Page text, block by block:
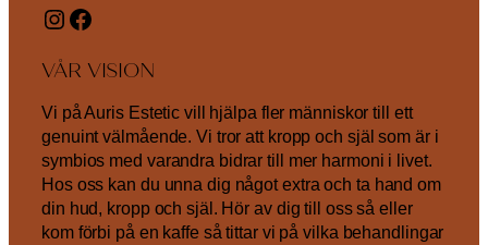
Instagram
Facebook
VÅR VISION
Vi på Auris Estetic vill hjälpa fler människor till ett
genuint välmående. Vi tror att kropp och själ som är i
symbios med varandra bidrar till mer harmoni i livet.
Hos oss kan du unna dig något extra och ta hand om
din hud, kropp och själ. Hör av dig till oss så eller
kom förbi på en kaffe så tittar vi på vilka behandlingar